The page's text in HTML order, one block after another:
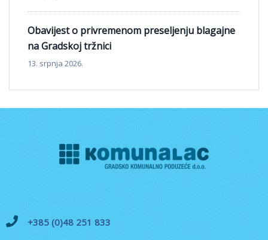
Obavijest o privremenom preseljenju blagajne
na Gradskoj tržnici
13. srpnja 2026.
+385 (0)48 251 833